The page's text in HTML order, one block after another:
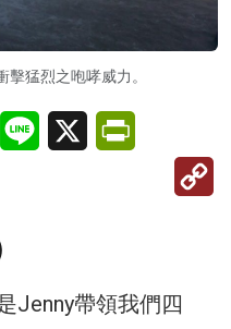
猛烈之咆哮威力。
LinkedInLine X
Jenny帶領我們四